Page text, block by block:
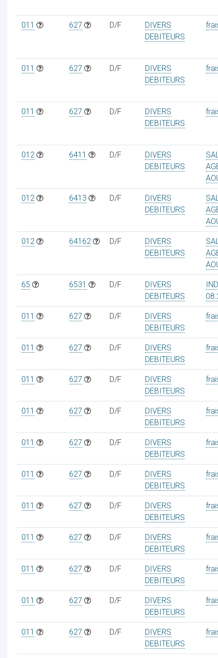
011 627 D/F
DIVERS
DEBITEURS
011 627 D/F
DIVERS
DEBITEURS
011 627 D/F
DIVERS
DEBITEURS
012 6411 D/F
DIVERS
DEBITEURS
012 6413 D/F
DIVERS
DEBITEURS
012 64162 D/F
DIVERS
DEBITEURS
65 6531 D/F
DIVERS
DEBITEURS
011 627 D/F
DIVERS
DEBITEURS
011 627 D/F
DIVERS
DEBITEURS
011 627 D/F
DIVERS
DEBITEURS
011 627 D/F
DIVERS
DEBITEURS
011 627 D/F
DIVERS
DEBITEURS
011 627 D/F
DIVERS
DEBITEURS
011 627 D/F
DIVERS
DEBITEURS
011 627 D/F
DIVERS
DEBITEURS
011 627 D/F
DIVERS
DEBITEURS
011 627 D/F
DIVERS
DEBITEURS
011 627 D/F
DIVERS
DEBITEURS